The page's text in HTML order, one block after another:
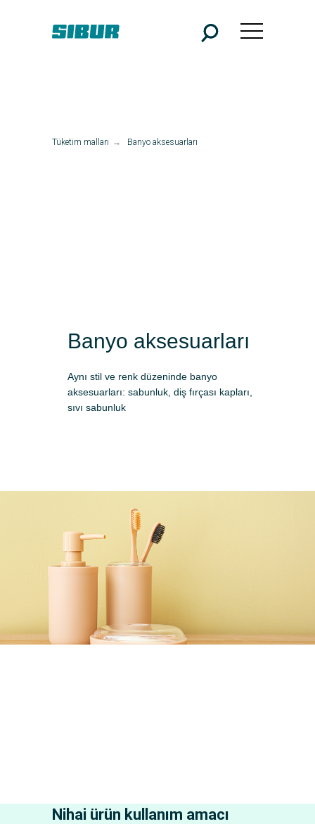
Tüketim malları → Banyo aksesuarları
Banyo aksesuarları
Aynı stil ve renk düzeninde banyo
aksesuarları: sabunluk, diş fırçası kapları,
sıvı sabunluk
Başvuru yap
Nihai ürün kullanım amacı